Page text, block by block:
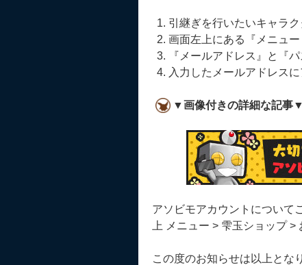
引継ぎを行いたいキャラ
画面左上にある『メニュー
『メールアドレス』と『
入力したメールアドレス
▼画像付きの詳細な記事▼
アソビモアカウントについて
上 メニュー > 雫玉ショップ
この度のお知らせは以上とな